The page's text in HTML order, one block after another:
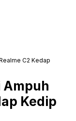
C2 Kedap
Ampuh
Kedip